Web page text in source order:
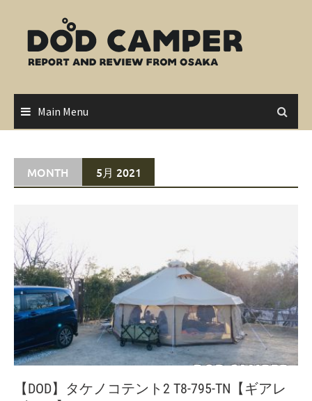
content
Main Menu
MONTH 5月 2021
【DOD】タケノコテント2 T8-795-TN【ギアレ